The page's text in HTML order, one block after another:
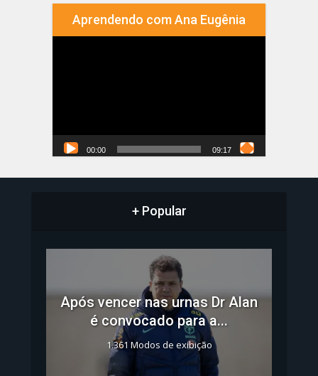
Aprendendo com Ana Eugênia
00:00 09:17
+ Popular
Após vencer nas urnas Dr Alan
é convocado para a...
1.361 Modos de exibição